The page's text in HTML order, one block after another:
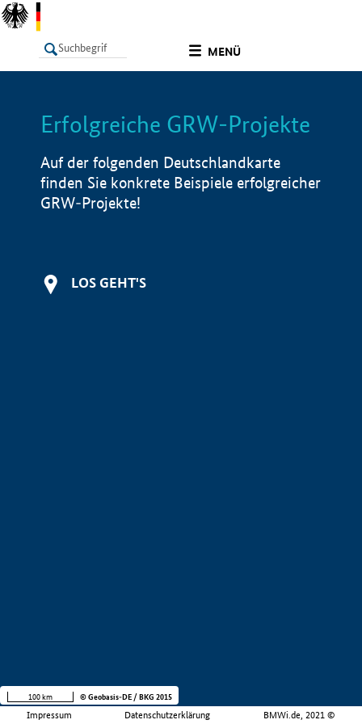
MENÜ
LISTE Info
Erfolgreiche GRW-Projekte
Auf der folgenden Deutschlandkarte
finden Sie konkrete Beispiele erfolgreicher
GRW-Projekte!
LOS GEHT'S
Impressum Datenschutzerklärung BMWi.de, 2021 ©
100 km © Geobasis-DE / BKG 2015